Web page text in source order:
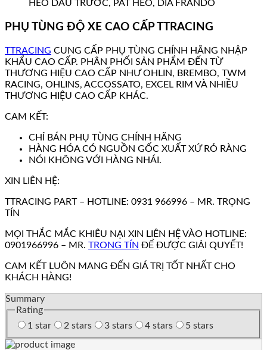
HEO DÀU TRƯỚC, PÁT HEO, DĨA FRANDO
PHỤ TÙNG ĐỘ XE CAO CẤP TTRACING
TTRACING CUNG CẤP PHỤ TÙNG CHÍNH HÃNG NHẬP
KHẨU CAO CẤP. PHÂN PHỐI SẢN PHẨM ĐẾN TỪ
THƯƠNG HIỆU CAO CẤP NHƯ OHLIN, BREMBO, TWM
RACING, OHLINS, ACCOSSATO, EXCEL RIM VÀ NHIỀU
THƯƠNG HIỆU CAO CẤP KHÁC.
CAM KẾT:
CHỈ BÁN PHỤ TÙNG CHÍNH HÃNG
HÀNG HÓA CÓ NGUỒN GỐC XUẤT XỨ RỎ RÀNG
NÓI KHÔNG VỚI HÀNG NHÁI.
XIN LIÊN HỆ:
TTRACING PART – HOTLINE: 0931 966996 – MR. TRỌNG
TÍN
MỌI THẮC MẮC KHIÊU NẠI XIN LIÊN HỆ VÀO HOTLINE:
0901966996 – MR. TRONG TÍN ĐỂ ĐƯỢC GIẢI QUYẾT!
CAM KẾT LUÔN MANG ĐẾN GIÁ TRỊ TỐT NHẤT CHO
KHÁCH HÀNG!
Summary
Rating
1 star
2 stars 3 stars 4 stars 5 stars